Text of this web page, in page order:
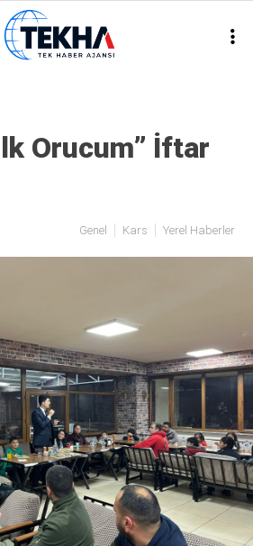
WhatsApp İhbar
Hattı
31.2
Orucum” İftar
Genel Kars Yerel Haberler